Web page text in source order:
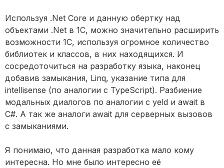
Используя .Net Core и данную обертку над
объектами .Net в 1С, можно значительно расширить
возможности 1С, используя огромное количество
библиотек и классов, в них находящихся. И
сосредоточиться на разработку языка, наконец
добавив замыкания, Linq, указание типа для
intellisense (по аналогии с TypeScript). Разбиение
модальных диалогов по аналогии с yeld и await в
C#. А так же аналоги await для серверных вызовов
с замыканиями.
Я понимаю, что данная разработка мало кому
интересна. Но мне было интересно её